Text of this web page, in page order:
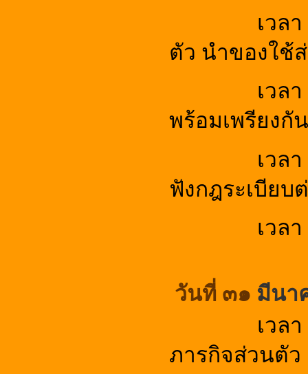
เวล
ตัว นำของใช้
เวล
พร้อมเพรียงกั
เวล
ฟังกฎระเบียบ
เวล
วันที่ ๓๑ มีนา
เวล
ภารกิจส่วนตัว